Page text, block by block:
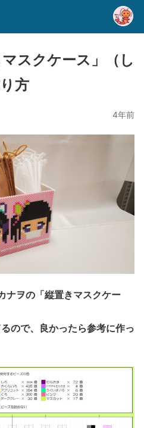
スクケース」（し
方
4年前
ナヲの「縦置きマスクケー
ので、良かったら参考に作っ